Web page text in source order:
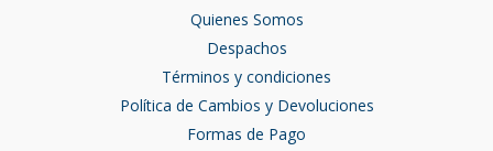
Quienes Somos
Despachos
Términos y condiciones
Política de Cambios y Devoluciones
Formas de Pago